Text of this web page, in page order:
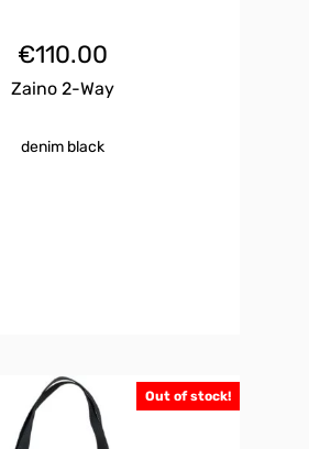
€110.00
Zaino 2-Way
denim black
Out of stock!